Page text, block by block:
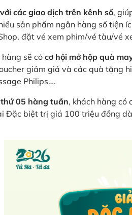
các giao dịch trên kênh số,
sản phẩm ngân hàng số tiện
đặt vé xem phim/vé tàu/vé
sẽ có cơ hội mở hộp quà
giảm giá và các quà tặng
Philips….
05 hàng tuần, khách hàng có
Đặc biệt trị giá 100 triệu đồng